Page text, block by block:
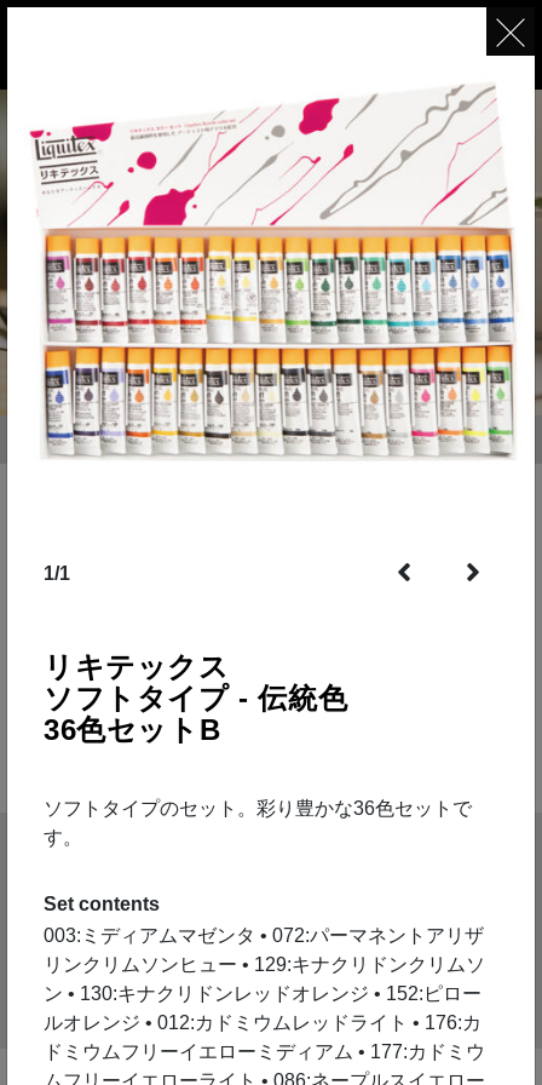
セット
豊富なラインナップ
とにかく始めてみたい方、色のバランス良く様々
ったりなセットが豊富なラインナップ。
学校の美術授業で採用されているセットも。
48
SETS
Filter by
1/1
リキテックス
ソフトタイプ - 伝統色
36色セットB
ソフトタイプのセット。彩り豊かな36色セットで
す。
Set contents
003:ミディアムマゼンタ • 072:パーマネントアリザ
リンクリムソンヒュー • 129:キナクリドンクリムソ
ン • 130:キナクリドンレッドオレンジ • 152:ピロー
ルオレンジ • 012:カドミウムレッドライト • 176:カ
ドミウムフリーイエローミディアム • 177:カドミウ
ムフリーイエローライト • 086:ネープルスイエロー